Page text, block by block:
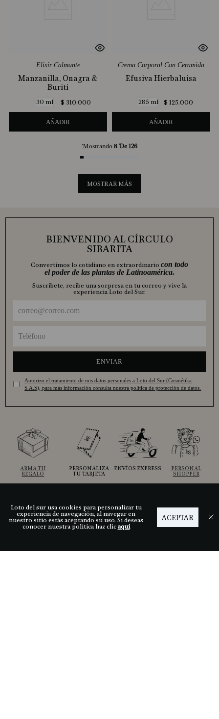
Elixir Calmante
Manzanilla, Onagra &
Burití
30 ml $ 310.000
AÑADIR
Crema Corporal Con Ceramida
Efusiva Hierbaluisa
285 ml $ 125.000
AÑADIR
Mostrando 8 De 126
MOSTRAR MÁS
BIENVENIDO AL CÍRCULO
SIBARITA
Convertimos lo cotidiano en extraordinario con todo
el poder de las plantas de Latinoamérica.
Suscríbete, recibe una sorpresa en tu correo y vive la
experiencia Loto del Sur.
ENVIAR
Autorizo el tratamiento de mis datos personales a Loto del Sur (Cosmétika
S.A.S), para más información consulta nuestra política de protección de datos.
ARMA TU
REGALO
PERSONALIZA
TU TARJETA
ENVÍOS EXPRESS
PERSONAL
SHOPPER
Ayuda
Descubre LDS
ACEPTAR
Loto del sur usa cookies para personalizar tu
experiencia de navegación, al navegar en
nuestro sitio estás aceptando su uso. Si deseas
conocer nuestra política haz clicaquí